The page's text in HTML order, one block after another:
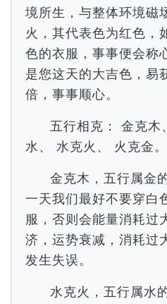
境所生，与整体环境磁
火，其代表色为红色，
色的衣服，事事便会称
是您这天的大吉色，易
倍，事事顺心。
五行相克： 金克木
水、 水克火、 火克金。
金克木，五行属金
一天我们最好不要穿白
服，否则会能量消耗过
济，运势衰减，消耗过
发生失误。
水克火，五行属水